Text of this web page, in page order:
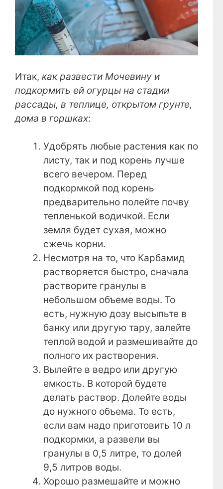
Итак, как развести Мочевину и
подкормить ей огурцы на стадии
рассады, в теплице, открытом грунте,
дома в горшках:
Удобрять любые растения как по
листу, так и под корень лучше
всего вечером. Перед
подкормкой под корень
предварительно полейте почву
тепленькой водичкой. Если
земля будет сухая, можно
сжечь корни.
Несмотря на то, что Карбамид
растворяется быстро, сначала
растворите гранулы в
небольшом объеме воды. То
есть, нужную дозу высыпьте в
банку или другую тару, залейте
теплой водой и размешивайте до
полного их растворения.
Вылейте в ведро или другую
емкость. В которой будете
делать раствор. Долейте воды
до нужного объема. То есть,
если вам надо приготовить 10 л
подкормки, а развели вы
гранулы в 0,5 литре, то долей
9,5 литров воды.
Хорошо размешайте и можно